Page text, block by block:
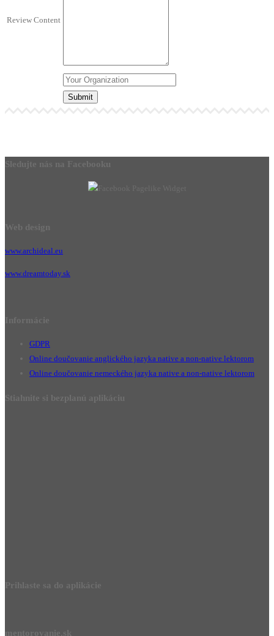
Review Content
Sledujte nás na Facebooku
Web design
www.archideal.eu
www.dreamtoday.sk
Informácie
GDPR
Online doučovanie anglického jazyka native a non-native lektorom
Online doučovanie nemeckého jazyka native a non-native lektorom
Stiahnite si bezplanú aplikáciu
Prihlaste sa do aplikácie
mentorovanie.sk